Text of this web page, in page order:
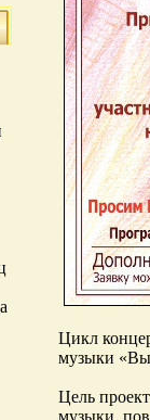
Цикл
музыки
Цель
музыки,